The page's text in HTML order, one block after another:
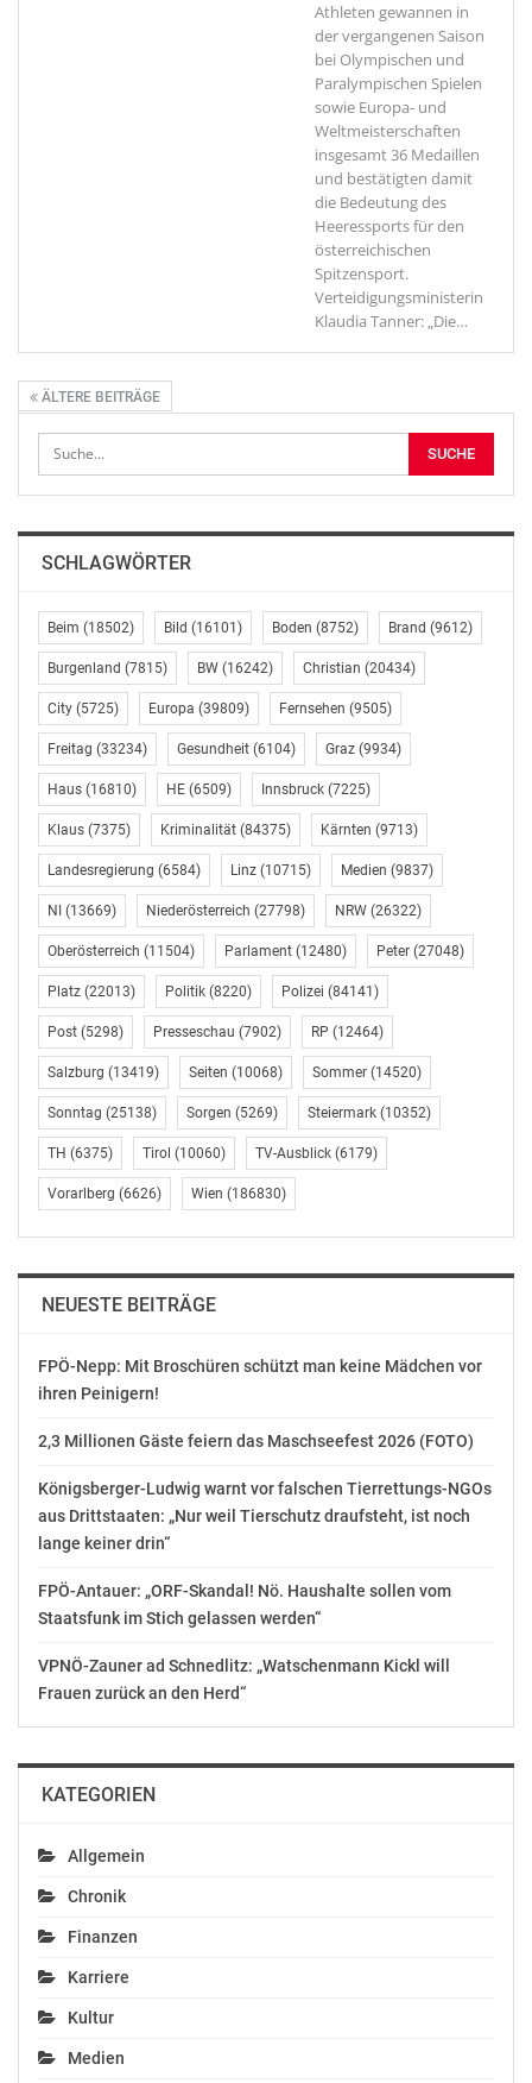
Athleten gewannen in
der vergangenen Saison
bei Olympischen und
Paralympischen Spielen
sowie Europa- und
Weltmeisterschaften
insgesamt 36 Medaillen
und bestätigten damit
die Bedeutung des
Heeressports für den
österreichischen
Spitzensport.
Verteidigungsministerin
Klaudia Tanner: „Die…
ÄLTERE BEITRÄGE
SCHLAGWÖRTER
Beim (18502) Bild (16101) Boden (8752) Brand (9612)
Burgenland (7815) BW (16242) Christian (20434)
City (5725) Europa (39809) Fernsehen (9505)
Freitag (33234) Gesundheit (6104) Graz (9934)
Haus (16810) HE (6509) Innsbruck (7225)
Klaus (7375) Kriminalität (84375) Kärnten (9713)
Landesregierung (6584) Linz (10715) Medien (9837)
NI (13669) Niederösterreich (27798) NRW (26322)
Oberösterreich (11504) Parlament (12480) Peter (27048)
Platz (22013) Politik (8220) Polizei (84141)
Post (5298) Presseschau (7902) RP (12464)
Salzburg (13419) Seiten (10068) Sommer (14520)
Sonntag (25138) Sorgen (5269) Steiermark (10352)
TH (6375) Tirol (10060) TV-Ausblick (6179)
Vorarlberg (6626) Wien (186830)
NEUESTE BEITRÄGE
FPÖ-Nepp: Mit Broschüren schützt man keine Mädchen vor
ihren Peinigern!
2,3 Millionen Gäste feiern das Maschseefest 2026 (FOTO)
Königsberger-Ludwig warnt vor falschen Tierrettungs-NGOs
aus Drittstaaten: „Nur weil Tierschutz draufsteht, ist noch
lange keiner drin“
FPÖ-Antauer: „ORF-Skandal! Nö. Haushalte sollen vom
Staatsfunk im Stich gelassen werden“
VPNÖ-Zauner ad Schnedlitz: „Watschenmann Kickl will
Frauen zurück an den Herd“
KATEGORIEN
Allgemein
Chronik
Finanzen
Karriere
Kultur
Medien